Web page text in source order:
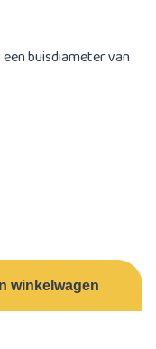
buisdiameter van
winkelwagen